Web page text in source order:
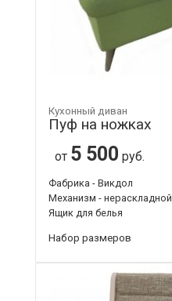
Кухонный диван
Пуф на ножках
от 5 500 руб.
Фабрика - Викдол
Механизм - нераскладной
Ящик для белья
Набор размеров